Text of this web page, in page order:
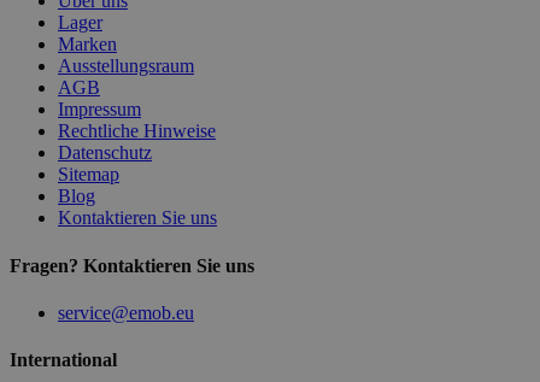
Lager
Marken
Ausstellungsraum
AGB
Impressum
Rechtliche Hinweise
Datenschutz
Sitemap
Blog
Kontaktieren Sie uns
Fragen? Kontaktieren Sie uns
service@emob.eu
International